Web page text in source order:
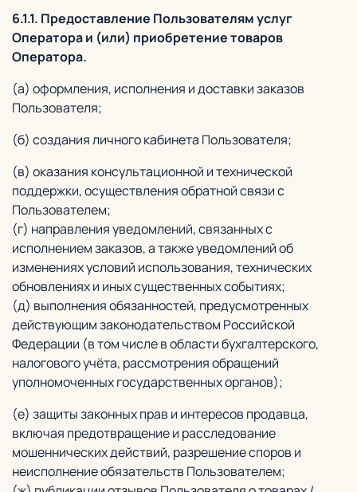
6.1.1. Предоставление Пользователям услуг
Оператора и (или) приобретение товаров
Оператора.
(а) оформления, исполнения и доставки заказов
Пользователя;
(б) создания личного кабинета Пользователя;
(в) оказания консультационной и технической
поддержки, осуществления обратной связи с
Пользователем;
(г) направления уведомлений, связанных с
исполнением заказов, а также уведомлений об
изменениях условий использования, технических
обновлениях и иных существенных событиях;
(д) выполнения обязанностей, предусмотренных
действующим законодательством Российской
Федерации (в том числе в области бухгалтерского,
налогового учёта, рассмотрения обращений
уполномоченных государственных органов);
(е) защиты законных прав и интересов продавца,
включая предотвращение и расследование
мошеннических действий, разрешение споров и
неисполнение обязательств Пользователем;